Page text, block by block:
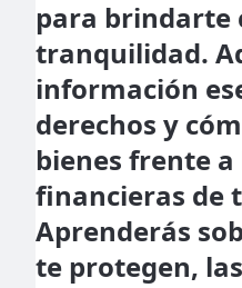
para brindarte
tranquilidad.
información
derechos y
bienes frente
financieras de
Aprenderás
te protegen,